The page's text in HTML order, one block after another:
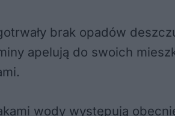
brak opadów
apelują do swoich
wody występują